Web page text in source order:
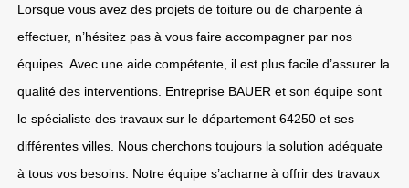
Lorsque vous avez des projets de toiture ou de charpente à
effectuer, n’hésitez pas à vous faire accompagner par nos
équipes. Avec une aide compétente, il est plus facile d’assurer la
qualité des interventions. Entreprise BAUER et son équipe sont
le spécialiste des travaux sur le département 64250 et ses
différentes villes. Nous cherchons toujours la solution adéquate
à tous vos besoins. Notre équipe s’acharne à offrir des travaux